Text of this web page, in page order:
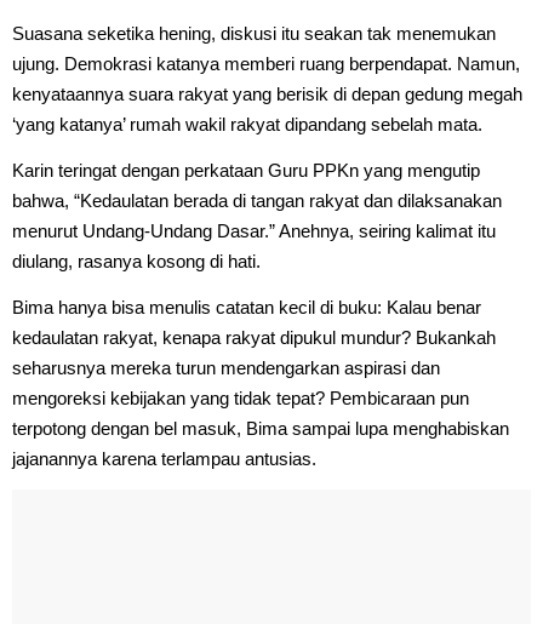
Suasana seketika hening, diskusi itu seakan tak menemukan
ujung. Demokrasi katanya memberi ruang berpendapat. Namun,
kenyataannya suara rakyat yang berisik di depan gedung megah
‘yang katanya’ rumah wakil rakyat dipandang sebelah mata.
Karin teringat dengan perkataan Guru PPKn yang mengutip
bahwa, “Kedaulatan berada di tangan rakyat dan dilaksanakan
menurut Undang-Undang Dasar.” Anehnya, seiring kalimat itu
diulang, rasanya kosong di hati.
Bima hanya bisa menulis catatan kecil di buku: Kalau benar
kedaulatan rakyat, kenapa rakyat dipukul mundur? Bukankah
seharusnya mereka turun mendengarkan aspirasi dan
mengoreksi kebijakan yang tidak tepat? Pembicaraan pun
terpotong dengan bel masuk, Bima sampai lupa menghabiskan
jajanannya karena terlampau antusias.